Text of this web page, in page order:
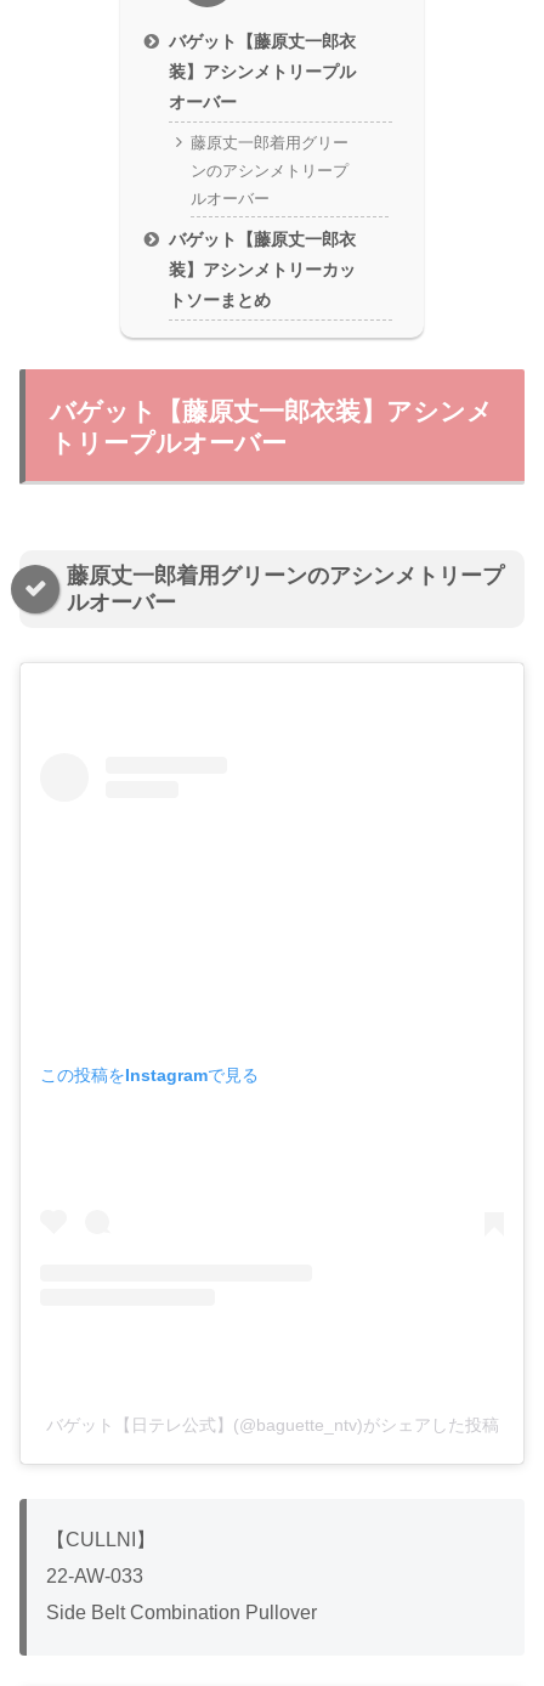
バゲット【藤原丈一郎衣
装】アシンメトリープル
オーバー
藤原丈一郎着用グリー
ンのアシンメトリープ
ルオーバー
バゲット【藤原丈一郎衣
装】アシンメトリーカッ
トソーまとめ
バゲット【藤原丈一郎衣装】アシンメ
トリープルオーバー
藤原丈一郎着用グリーンのアシンメトリープ
ルオーバー
この投稿をInstagramで見る
バゲット【日テレ公式】(@baguette_ntv)がシェアした投稿
【CULLNI】
22-AW-033
Side Belt Combination Pullover